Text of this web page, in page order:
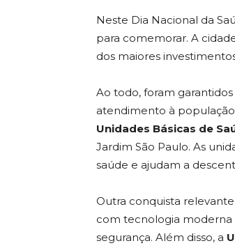
Neste Dia Nacional da
para comemorar. A
dos maiores
Ao todo, foram garantidos
atendimento à
Unidades Básicas de
Jardim São Paulo. As
saúde e ajudam a
Outra conquista
com tecnologia moderna
segurança. Além disso, a